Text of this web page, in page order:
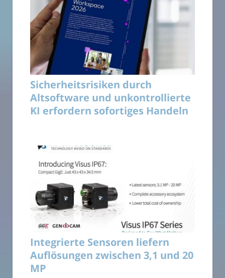
Sicherheitsrisiken durch
Altsoftware und unkontrollierte
KI erfordern sofortiges Handeln
Integrierte Sensoren liefern
Auflösungen zwischen 3,1 und 20
MP